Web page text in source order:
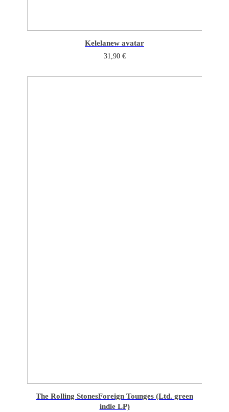
Kelelanew avatar
31,90 €
The Rolling StonesForeign Tounges (Ltd. green
indie LP)